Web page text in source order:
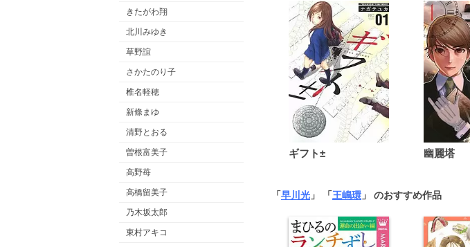
きたがわ翔
北川みゆき
草野誼
さかたのり子
椎名軽穂
新條まゆ
清野とおる
曽根富美子
高野苺
高橋留美子
乃木坂太郎
東村アキコ
ギフト± 幽麗塔
「早川光 」 「王嶋環 」 のおすすめ作品